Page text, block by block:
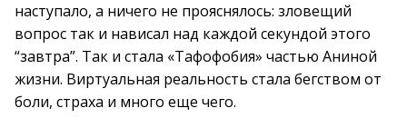
наступало, а ничего не прояснялось: зловещий
вопрос так и нависал над каждой секундой этого
“завтра”. Так и стала «Тафофобия» частью Аниной
жизни. Виртуальная реальность стала бегством от
боли, страха и много еще чего.